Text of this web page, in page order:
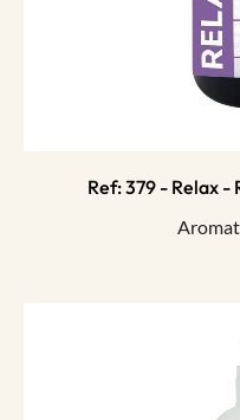
Ref: 379 - Relax -